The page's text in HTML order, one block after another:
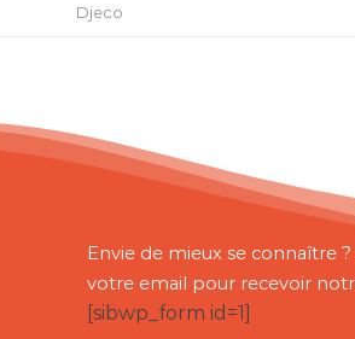
Djeco
Envie de mieux se connaître ?
votre email pour recevoir
[sibwp_form id=1]